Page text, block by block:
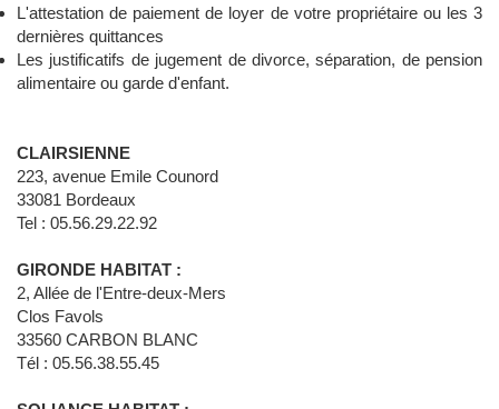
L'attestation de paiement de loyer de votre propriétaire ou les 3
dernières quittances
Les justificatifs de jugement de divorce, séparation, de pension
alimentaire ou garde d'enfant.
CLAIRSIENNE
223, avenue Emile Counord
33081 Bordeaux
Tel : 05.56.29.22.92
GIRONDE HABITAT :
2, Allée de l'Entre-deux-Mers
Clos Favols
33560 CARBON BLANC
Tél : 05.56.38.55.45